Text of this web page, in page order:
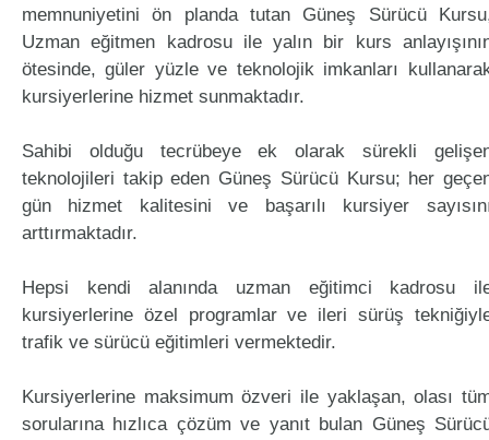
memnuniyetini ön planda tutan Güneş Sürücü
Uzman eğitmen kadrosu ile yalın bir kurs
ötesinde, güler yüzle ve teknolojik imkanları
kursiyerlerine hizmet sunmaktadır.
Sahibi olduğu tecrübeye ek olarak sürekli
teknolojileri takip eden Güneş Sürücü Kursu; her
gün hizmet kalitesini ve başarılı kursiyer
arttırmaktadır.
Hepsi kendi alanında uzman eğitimci kadrosu
kursiyerlerine özel programlar ve ileri sürüş
trafik ve sürücü eğitimleri vermektedir.
Kursiyerlerine maksimum özveri ile yaklaşan, olası
sorularına hızlıca çözüm ve yanıt bulan Güneş